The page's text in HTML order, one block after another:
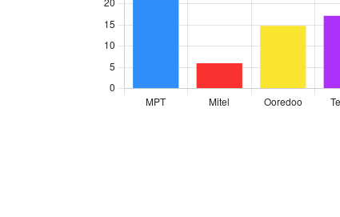
Mejora la interacción con losclientes a través de
WhatsApp entodoelmundo.
RCS Messaging
próximageneración con multimedia e interactividad.